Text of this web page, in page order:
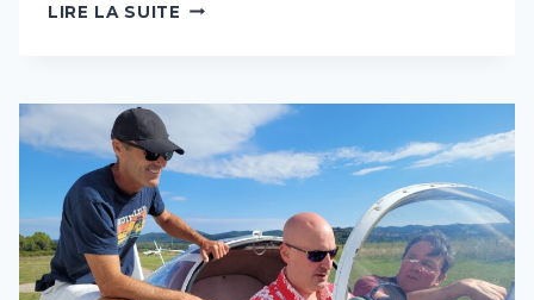
LIRE LA SUITE 2025-
VOLS
DÉCOUVERTE
POUR
6
RÉSIDENTS
DU
FOYER
ENSOLENNE